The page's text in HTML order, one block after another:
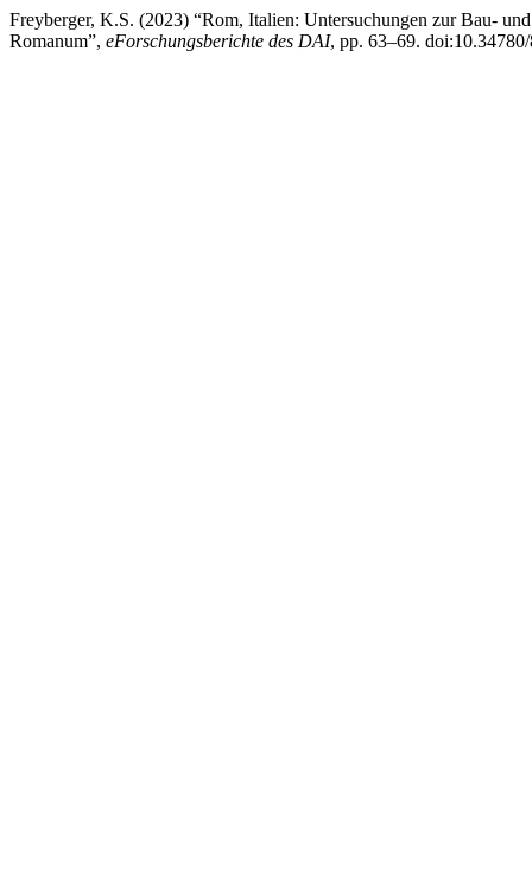
Freyberger, K.S. (2023) “Rom, Italien: Untersuchungen zur Bau-
Romanum”, eForschungsberichte des DAI, pp. 63–69.